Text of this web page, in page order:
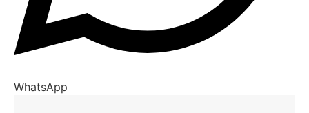
WhatsApp